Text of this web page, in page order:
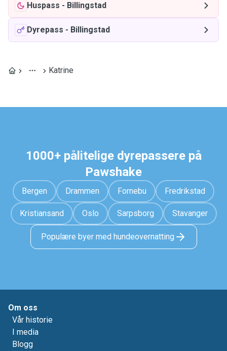
Huspass - Billingstad
Dyrepass - Billingstad
Katrine
1000+ pålitelige dyrepassere på
Pawshake
Bergen Drammen Fornebu Fredrikstad
Kristiansand Oslo Sarpsborg Stavanger
Populære byer med hundeovernatting
Om oss
Vår historie
I media
Blogg